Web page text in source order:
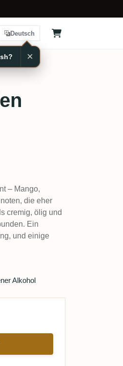
Deutsch
– Mango,
die eher
cremig, ölig und
Ein
und einige
Alkohol
×